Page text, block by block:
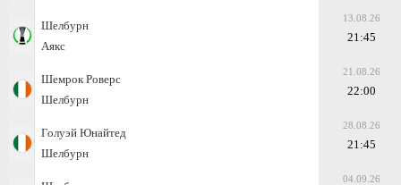
Шелбурн
Аякс
13.08.26
21:45
Шемрок Роверс
Шелбурн
21.08.26
22:00
Голуэй Юнайтед
Шелбурн
28.08.26
21:45
04.09.26